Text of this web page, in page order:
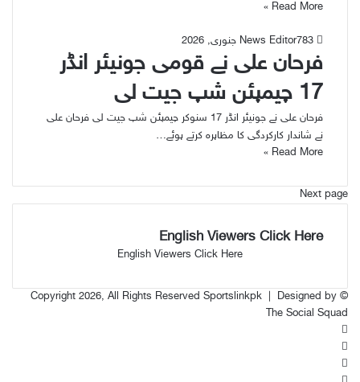
Read More »
News Editor7 جنوری, 2026
فرحان علی نے قومی جونیئر انڈر
17 چیمپئن شپ جیت لی
فرحان علی نے جونیئر انڈر 17 سنوکر چیمپئن شپ جیت لی فرحان علی
نے شاندار کارکردگی کا مظاہرہ کرتے ہوئے…
Read More »
Next page
English Viewers Click Here
English Viewers Click Here
© Copyright 2026, All Rights Reserved Sportslinkpk |
Designed by
The Social Squad